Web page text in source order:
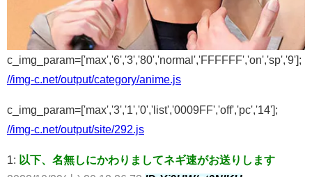
c_img_param=['max','6','3','80','normal','FFFFFF','on','sp','9'];
//img-c.net/output/category/anime.js
c_img_param=['max','3','1','0','list','0009FF','off','pc','14'];
//img-c.net/output/site/292.js
1: 以下、名無しにかわりましてネギ速がお送りします